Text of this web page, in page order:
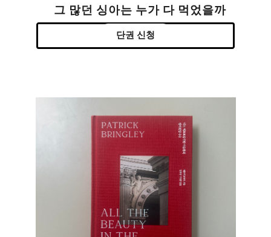
그 많던 싱아는 누가 다 먹었을까
단권 신청